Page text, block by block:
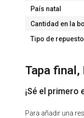
País natal
Cantidad en la
Tipo de repuesto
Tapa final,
¡Sé el
Para añadir una